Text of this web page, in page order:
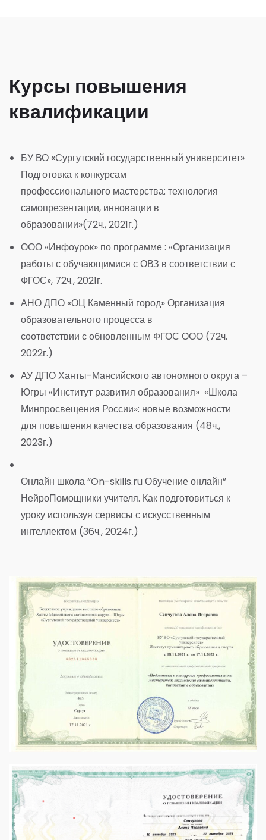
Курсы повышения
квалификации
БУ ВО «Сургутский государственный университет»
Подготовка к конкурсам
профессионального мастерства: технология
самопрезентации, инновации в
образовании»(72ч., 2021г.)
ООО «Инфоурок» по программе : «Организация
работы с обучающимися с ОВЗ в соответствии с
ФГОС», 72ч., 2021г.
АНОДПО «ОЦ Каменный город»Организация
образовательного процесса в
соответствии с обновленным ФГОС ООО (72ч.
2022г.)
АУ ДПО Ханты-Мансийского автономного округа –
Югры «Институт развития образования» «Школа
Минпросвещения России»: новые возможности
для повышения качества образования (48ч.,
2023г.)
Онлайн школа “On-skills.ru Обучение онлайн”
НейроПомощники учителя. Как подготовиться к
уроку используя сервисы с искусственным
интеллектом (36ч., 2024г.)